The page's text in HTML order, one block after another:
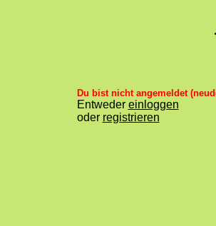
Du bist nicht angemeldet
Entweder einloggen
oder registrieren